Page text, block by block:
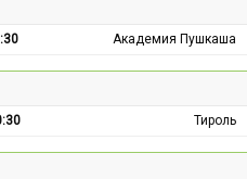
Академия Пушкаша
Тироль